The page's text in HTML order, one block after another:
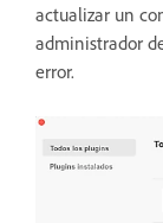
actualizar un
administrador
error.